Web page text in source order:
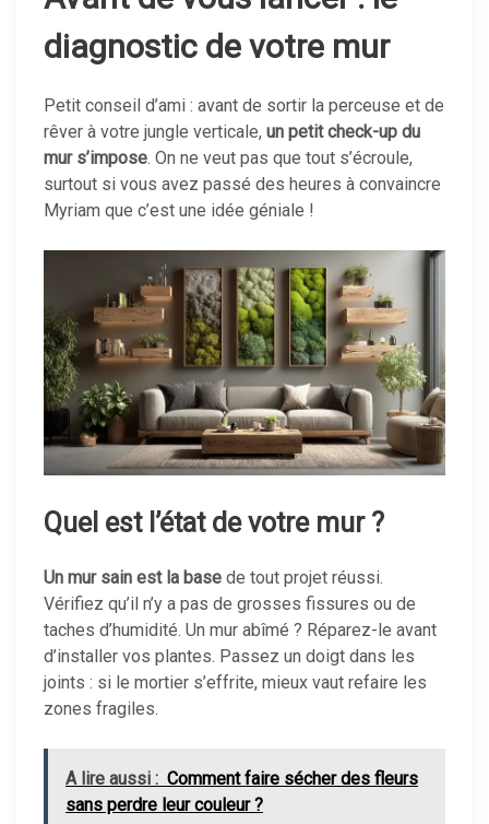
diagnostic de votre mur
Petit conseil d’ami : avant de sortir la perceuse et de
rêver à votre jungle verticale, un petit check-up du
mur s’impose. On ne veut pas que tout s’écroule,
surtout si vous avez passé des heures à convaincre
Myriam que c’est une idée géniale !
Quel est l’état de votre mur ?
Un mur sain est la base de tout projet réussi.
Vérifiez qu’il n’y a pas de grosses fissures ou de
taches d’humidité. Un mur abîmé ? Réparez-le avant
d’installer vos plantes. Passez un doigt dans les
joints : si le mortier s’effrite, mieux vaut refaire les
zones fragiles.
A lire aussi : Comment faire sécher des fleurs
sans perdre leur couleur ?